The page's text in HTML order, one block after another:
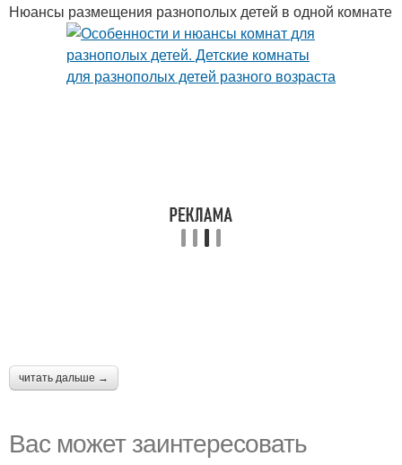
Нюансы размещения разнополых детей в одной комнате
читать дальше →
Вас может заинтересовать